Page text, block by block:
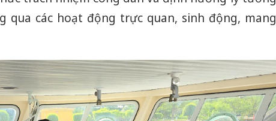
qua các hoạt động trực quan, sinh động, mang